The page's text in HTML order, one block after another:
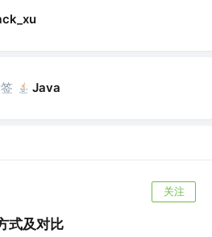
Java
关注
式及对比